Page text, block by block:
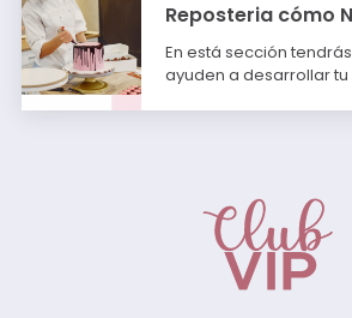
Reposteria cómo
En está sección
ayuden a desarrollar